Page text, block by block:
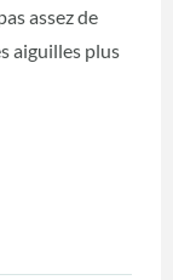
assez de
aiguilles plus